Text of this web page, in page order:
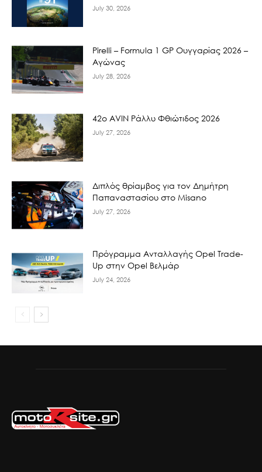
July 30, 2026
Pirelli – Formula 1 GP Ουγγαρίας 2026 –
Αγώνας
July 28, 2026
42ο AVIN Ράλλυ Φθιώτιδος 2026
July 27, 2026
Διπλός θρίαμβος για τον Δημήτρη
Παπαναστασίου στο Misano
July 27, 2026
Πρόγραμμα Ανταλλαγής Opel Trade-
Up στην Opel Βελμάρ
July 24, 2026